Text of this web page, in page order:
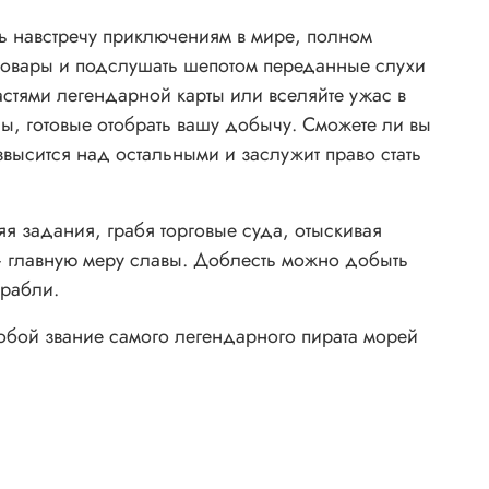
навстречу приключениям в мире, полном
и подслушать шепотом переданные слухи
легендарной карты или вселяйте ужас в
готовые отобрать вашу добычу. Сможете ли вы
над остальными и заслужит право стать
задания, грабя торговые суда, отыскивая
меру славы. Доблесть можно добыть
звание самого легендарного пирата морей